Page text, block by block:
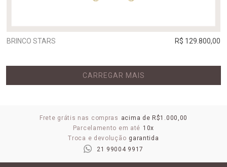
BRINCO STARS R$ 129.800,00
CARREGAR MAIS
Frete grátis nas compras acima de R$1.000,00
Parcelamento em até 10x
Troca e devolução garantida
21 99004 9917